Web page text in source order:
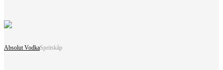
Absolut VodkaSpritskåp